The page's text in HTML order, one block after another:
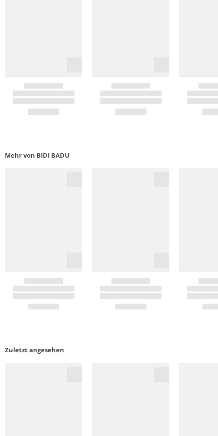
Mehr von BIDI BADU
Zuletzt angesehen